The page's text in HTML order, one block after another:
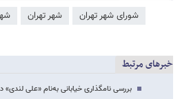
شورای شهر تهران شهر تهران
خبرهای مرتبط
بررسی نامگذاری خیابانی به‌نام «علی لندی»